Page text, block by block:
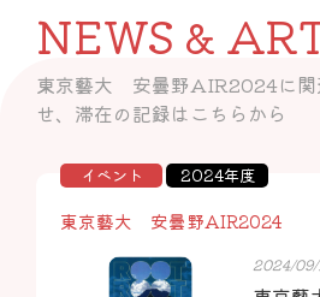
NEWS &
東京藝大 安曇野AIR2024に関
せ、滞在の記録はこちらから
イベント 2024年度
東京藝大 安曇野AIR2024
2024/09/